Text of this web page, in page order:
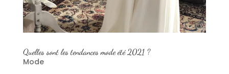
Quelles sont les tendances mode été 2021 ?
Mode